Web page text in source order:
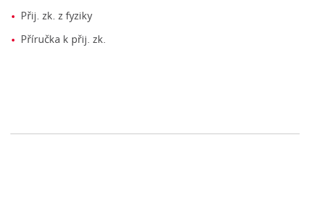
Přij. zk. z fyziky
Příručka k přij. zk.